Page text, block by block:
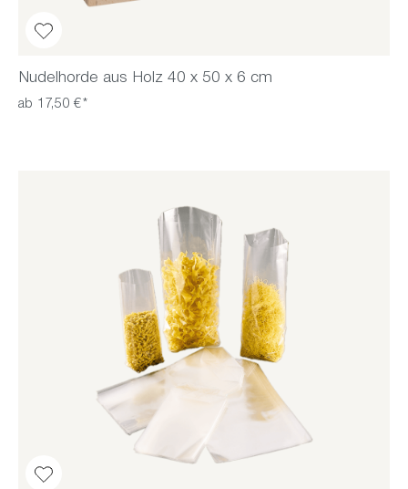
Nudelhorde aus Holz 40 x 50 x 6 cm
ab 17,50 €*